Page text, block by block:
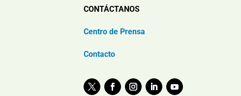
CONTÁCTANOS
Centro de Prensa
Contacto